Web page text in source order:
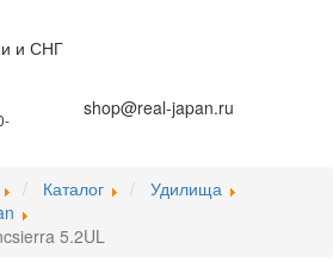
и СНГ
shop@real-japan.ru
Каталог
Удилища
5.2UL